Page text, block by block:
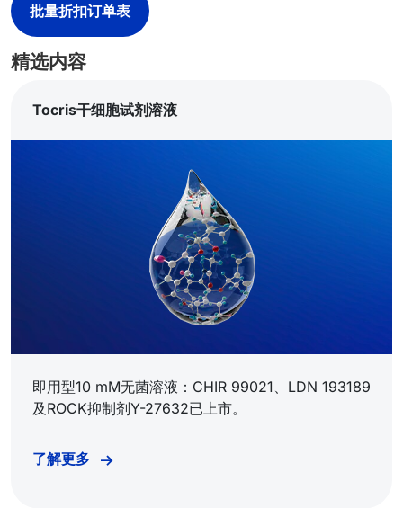
批量折扣订单表
精选内容
Tocris干细胞试剂溶液
即用型10 mM无菌溶液：CHIR 99021、LDN 193189
及ROCK抑制剂Y-27632已上市。
了解更多